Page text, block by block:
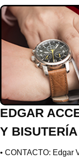
EDGAR
Y BISUTERÍA
• CONTACTO: Edgar